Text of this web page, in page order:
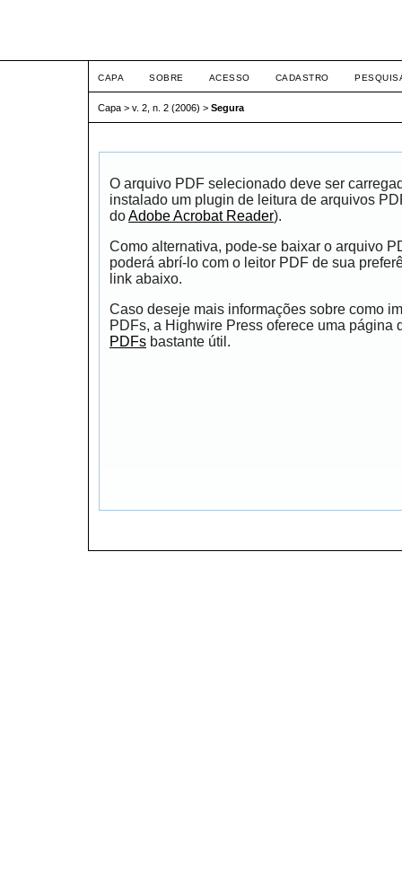
CAPA SOBRE ACESSO CADASTRO
Capa > v. 2, n. 2 (2006) > Segura
O arquivo PDF selecionado deve ser
instalado um plugin de leitura de arquivos
doAdobe Acrobat Reader).
Como alternativa, pode-se baixar o arquivo
poderá abrí-lo com o leitor PDF de sua
link abaixo.
Caso deseje mais informações sobre como
PDFs, a Highwire Press oferece uma página
PDFs bastante útil.